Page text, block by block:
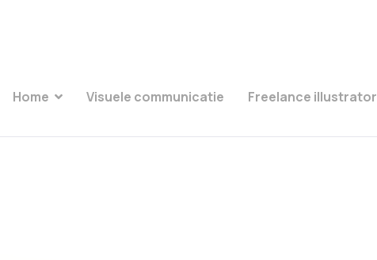
Home Visuele communicatie Freelance illustrator